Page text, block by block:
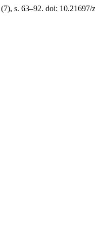
(7), s. 63–92. doi: 10.21697/